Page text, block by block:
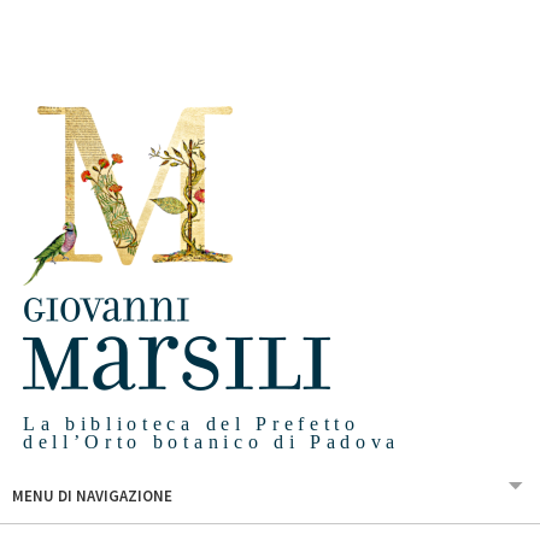
La biblioteca del Prefetto
dell’Orto botanico di Padova
MENU DI NAVIGAZIONE